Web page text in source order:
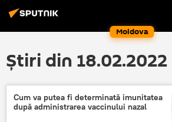
Moldova
Știri din 18.02.2022
Cum va putea fi determinată imunitatea
după administrarea vaccinului nazal